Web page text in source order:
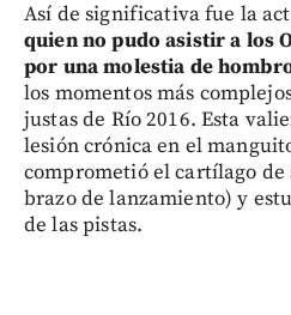
Así de significativa fue la
quien no pudo asistir a los
por una molestia de
los momentos más
justas de Río 2016. Esta
lesión crónica en el
comprometió el cartílago de
brazo de lanzamiento) y
de las pistas.